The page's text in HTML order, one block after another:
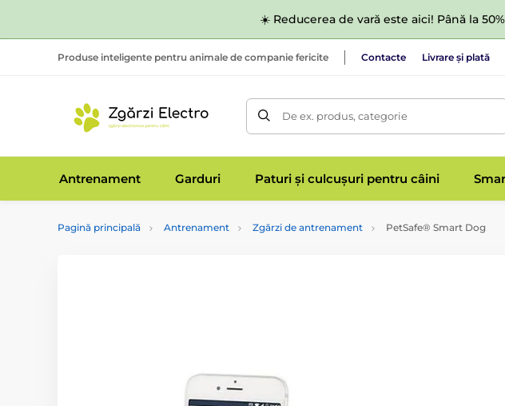
☀️ Reducerea de vară este aici! Până la
Produse inteligente pentru animale de companie fericite Contacte Livrare și plată
De ex. produs, categorie
Antrenament Garduri Paturi și culcușuri pentru câini
Pagină principală Antrenament Zgărzi de antrenament PetSafe® Smart Dog